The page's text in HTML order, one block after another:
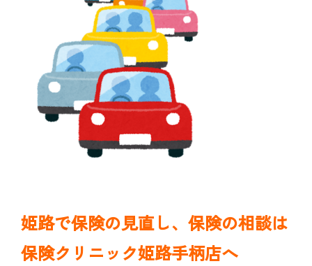
姫路で保険の見直し、保険の相談は
保険クリニック姫路手柄店へ